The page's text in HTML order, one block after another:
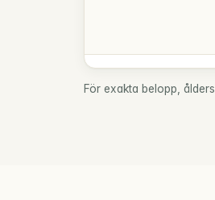
För exakta belopp,